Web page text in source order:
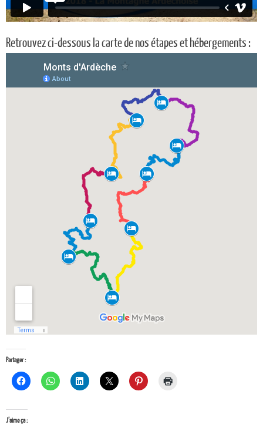
Retrouvez ci-dessous la carte de nos étapes et hébergements :
Partager :
J’aime ça :